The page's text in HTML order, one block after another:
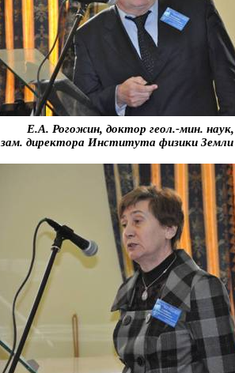
Е.А. Рогожин, доктор геол.-мин. наук,
зам. директора Института физики